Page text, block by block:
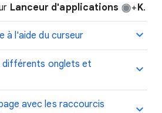
Lanceur d'applications +K.
à l'aide du curseur
différents onglets et
avec les raccourcis